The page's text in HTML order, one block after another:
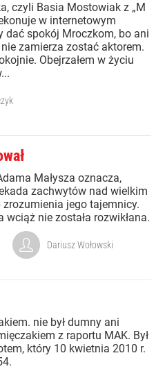
czyli Basia Mostowiak z „M
w internetowym
dać spokój Mroczkom, bo ani
zamierza zostać aktorem.
Obejrzałem w życiu
Małysza oznacza,
zachwytów nad wielkim
jego tajemnicy.
wciąż nie została rozwikłana.
Dariusz Wołowski
nie był dumny ani
z raportu MAK. Był
który 10 kwietnia 2010 r.